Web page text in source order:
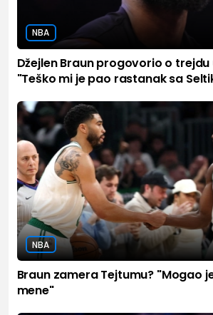
NBA
Džejlen Braun progovorio o trejdu
"Teško mi je pao rastanak sa
NBA
Braun zamera Tejtumu? "Mogao
mene"